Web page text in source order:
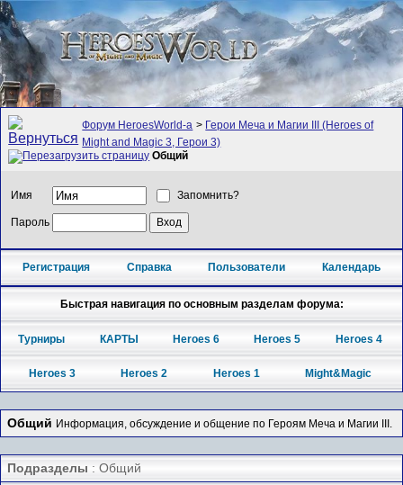
Форум HeroesWorld-а > Герои Меча и Магии III (Heroes of
Might and Magic 3, Герои 3)
Общий
Имя Запомнить?
Пароль
Регистрация Справка Пользователи Календарь
Быстрая навигация по основным разделам форума:
Турниры КАРТЫ Heroes 6 Heroes 5 Heroes 4
Heroes 3 Heroes 2 Heroes 1 Might&Magic
Общий Информация, обсуждение и общение по Героям Меча и Магии III.
Подразделы : Общий